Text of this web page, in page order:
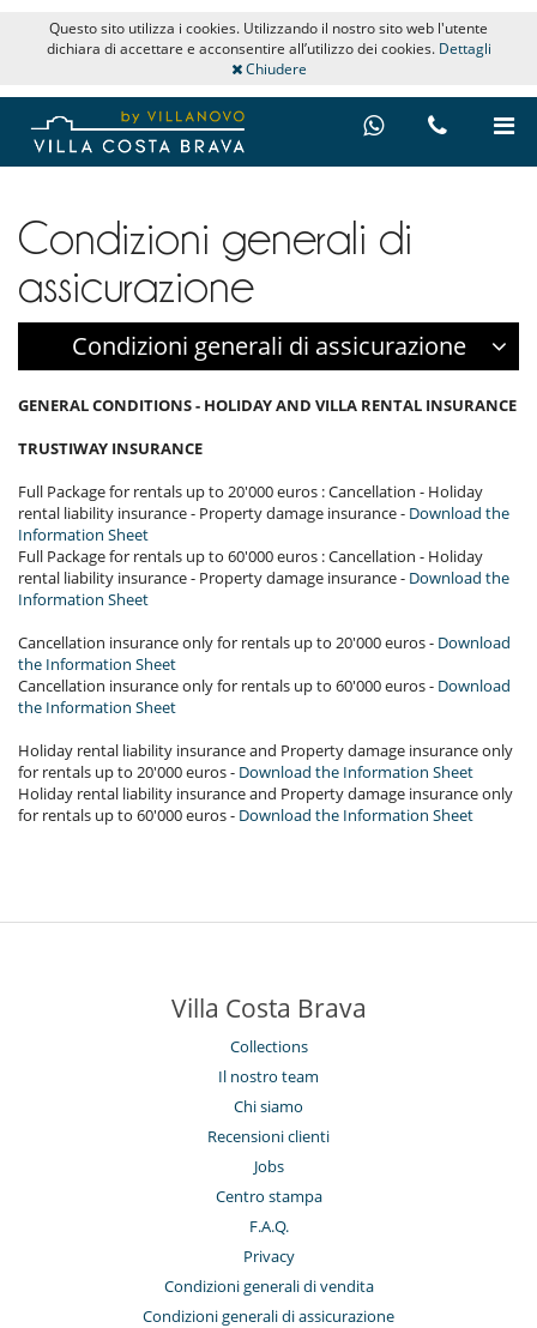
Questo sito utilizza i cookies. Utilizzando il nostro sito web l'utente
dichiara di accettare e acconsentire all’utilizzo dei cookies. Dettagli
Chiudere
Condizioni generali di
assicurazione
Condizioni generali di assicurazione
GENERAL CONDITIONS - HOLIDAY AND VILLA RENTAL INSURANCE
TRUSTIWAY INSURANCE
Full Package for rentals up to 20'000 euros : Cancellation - Holiday
rental liability insurance - Property damage insurance - Download the
Information Sheet
Full Package for rentals up to 60'000 euros : Cancellation - Holiday
rental liability insurance - Property damage insurance - Download the
Information Sheet
Cancellation insurance only for rentals up to 20'000 euros - Download
the Information Sheet
Cancellation insurance only for rentals up to 60'000 euros - Download
the Information Sheet
Holiday rental liability insurance and Property damage insurance only
for rentals up to 20'000 euros - Download the Information Sheet
Holiday rental liability insurance and Property damage insurance only
for rentals up to 60'000 euros - Download the Information Sheet
Villa Costa Brava
Collections
Il nostro team
Chi siamo
Recensioni clienti
Jobs
Centro stampa
F.A.Q.
Privacy
Condizioni generali di vendita
Condizioni generali di assicurazione